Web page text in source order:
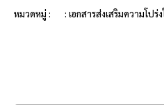
หมวดหมู่ : : เอกสารส่งเสริมความโปร่